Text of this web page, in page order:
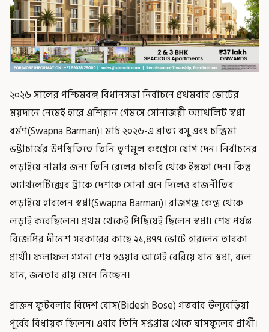
২০২৬ সালের পশ্চিমবঙ্গ বিধানসভা নির্বাচনে প্রথমবার ভোটের
ময়দানে নেমেই হারে এশিয়ান গেমসে সোনাজয়ী অ্যাথলিট স্বপ্না
বর্মণ(Swapna Barman)। মার্চ ২০২৬-এ ব্রাত্য বসু এবং চন্দ্রিমা
ভট্টাচার্যের উপস্থিতিতে তিনি তৃণমূল কংগ্রেসে যোগ দেন। নির্বাচনের
লড়াইয়ে নামার জন্য তিনি রেলের চাকরি থেকে ইস্তফা দেন। কিন্তু
অ্যাথলেটিক্সের ট্রাকে দেশকে সোনা এনে দিলেও রাজনীতির
লড়াইয়ে হারলেন স্বপ্না(Swapna Barman)। রাজগঞ্জ কেন্দ্র থেকে
লড়াই করেছিলেন। প্রথম থেকেই পিছিয়েই ছিলেন স্বপ্না। শেষ পর্যন্ত
বিজেপির দীনেশ সরকারের কাছে ২১,৪৭৭ ভোটে হারলেন তারকা
প্রার্থী। ফলাফল গগনা শেষ হওয়ার আগেই বেরিয়ে যান স্বপ্না, বলে
যান, জনতার রায় মেনে নিচ্ছেন।
প্রাক্তন ফুটবলার বিদেশ বোস(Bidesh Bose) গতবার উলুবেড়িয়া
পূর্বের বিধায়ক ছিলেন। এবার তিনি সপ্তগ্রাম থেকে ঘাসফুলের প্রার্থী।